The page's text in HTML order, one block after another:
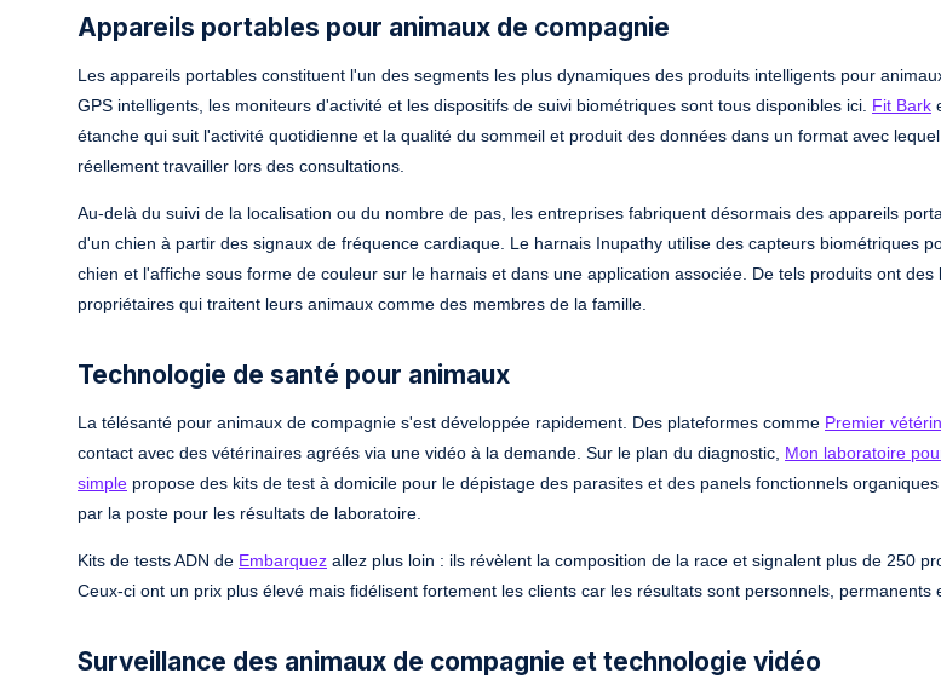
Appareils portables pour animaux de compagnie
Les appareils portables constituent l'un des segments les plus dynamiques des produits intelligents pour
GPS intelligents, les moniteurs d'activité et les dispositifs de suivi biométriques sont tous disponibles ici. Fit Bark
étanche qui suit l'activité quotidienne et la qualité du sommeil et produit des données dans un format avec
réellement travailler lors des consultations.
Au-delà du suivi de la localisation ou du nombre de pas, les entreprises fabriquent désormais des appareils
d'un chien à partir des signaux de fréquence cardiaque. Le harnais Inupathy utilise des capteurs biométriques
chien et l'affiche sous forme de couleur sur le harnais et dans une application associée. De tels produits ont des
propriétaires qui traitent leurs animaux comme des membres de la famille.
Technologie de santé pour animaux
La télésanté pour animaux de compagnie s'est développée rapidement. Des plateformes comme Premier
contact avec des vétérinaires agréés via une vidéo à la demande. Sur le plan du diagnostic, Mon laboratoire
simple propose des kits de test à domicile pour le dépistage des parasites et des panels fonctionnels
par la poste pour les résultats de laboratoire.
Kits de tests ADN de Embarquez allez plus loin : ils révèlent la composition de la race et signalent plus de 250
Ceux-ci ont un prix plus élevé mais fidélisent fortement les clients car les résultats sont personnels, permanents
Surveillance des animaux de compagnie et technologie vidéo